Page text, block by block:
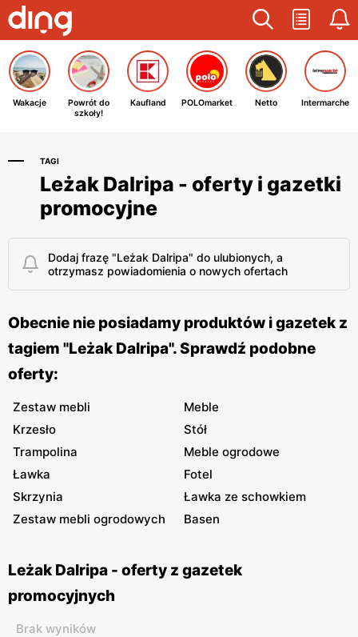
Wakacje
Powrót do
szkoły!
Kaufland POLOmarket Netto Intermarche
TAGI
Leżak Dalripa - oferty i gazetki
promocyjne
Dodaj frazę "Leżak Dalripa" do ulubionych, a
otrzymasz powiadomienia o nowych ofertach
Obecnie nie posiadamy produktów i gazetek z
tagiem "Leżak Dalripa". Sprawdź podobne
oferty:
Zestaw mebli
Meble
Krzesło
Stół
Trampolina
Meble ogrodowe
Ławka
Fotel
Skrzynia
Ławka ze schowkiem
Zestaw mebli ogrodowych
Basen
Leżak Dalripa - oferty z gazetek
promocyjnych
Brak wyników